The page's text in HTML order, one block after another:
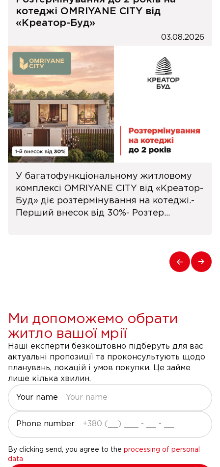
котеджі OMRIYANE CITY від
«Креатор-Буд»
03.08.2026
У багатофункціональному житловому
комплексі OMRIYANE CITY від «Креатор-
Буд» діє розтермінування на котеджі.-
Перший внесок від 30%- Розтер...
Ми допоможемо обрати
житло вашої мрії
Наші експерти безкоштовно підберуть для вас
актуальні пропозиції та проконсультують щодо
планувань, локацій і умов покупки. Це займе
лише кілька хвилин.
Your name
Phone number
By clicking send, you agree to the processing of personal
data